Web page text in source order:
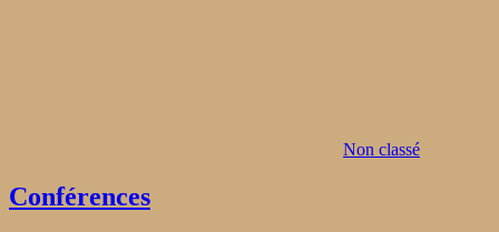
Non classé
Conférences